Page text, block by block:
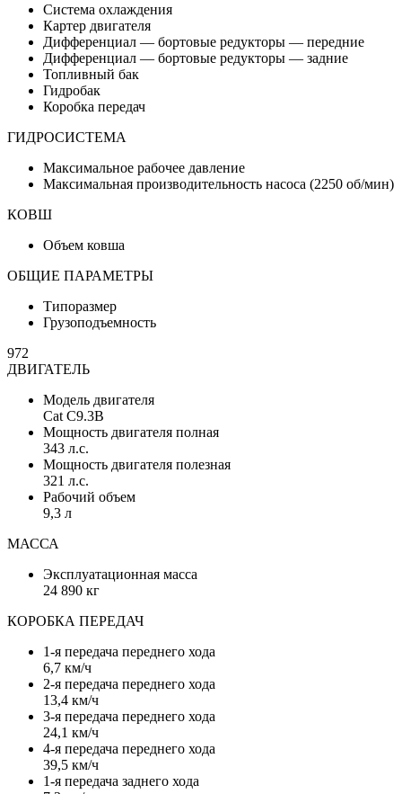
Система охлаждения
Картер двигателя
Дифференциал — бортовые редукторы — передние
Дифференциал — бортовые редукторы — задние
Топливный бак
Гидробак
Коробка передач
ГИДРОСИСТЕМА
Максимальное рабочее давление
Максимальная производительность насоса (2250 об/мин)
КОВШ
Объем ковша
ОБЩИЕ ПАРАМЕТРЫ
Типоразмер
Грузоподъемность
972
ДВИГАТЕЛЬ
Модель двигателя
Cat C9.3B
Мощность двигателя полная
343 л.с.
Мощность двигателя полезная
321 л.с.
Рабочий объем
9,3 л
МАССА
Эксплуатационная масса
24 890 кг
КОРОБКА ПЕРЕДАЧ
1-я передача переднего хода
6,7 км/ч
2-я передача переднего хода
13,4 км/ч
3-я передача переднего хода
24,1 км/ч
4-я передача переднего хода
39,5 км/ч
1-я передача заднего хода